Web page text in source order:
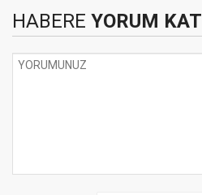
HABERE YORUM KAT